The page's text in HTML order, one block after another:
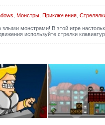
Монстры, Приключения,
злыми монстрами! В этой игре
используйте стрелки